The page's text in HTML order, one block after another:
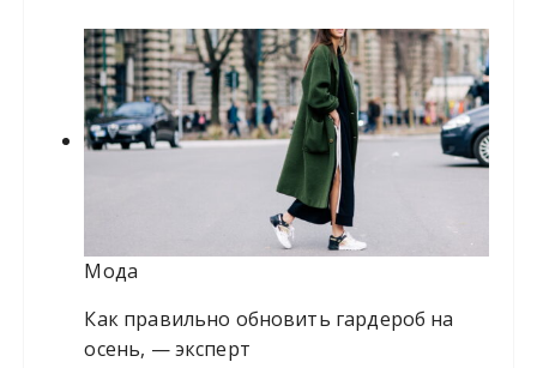
Мода
Как правильно обновить гардероб на
осень, — эксперт